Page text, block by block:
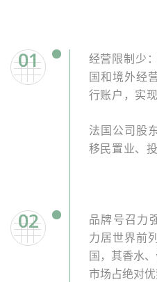
01 经营限制少
国和境外经
行账户，实
法国公司股
移民置业、
02 品牌号召力
力居世界前
国，其香水
市场占绝对